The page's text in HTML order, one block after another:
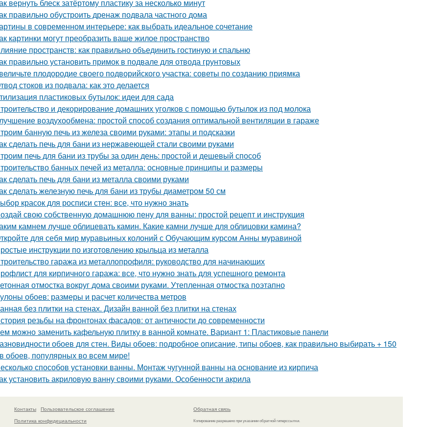
вернуть блеск затёртому пластику за несколько минут
правильно обустроить дренаж подвала частного дома
в современном интерьере: как выбрать идеальное сочетание
картинки могут преобразить ваше жилое пространство
пространств: как правильно объединить гостиную и спальню
правильно установить примок в подвале для отвода грунтовых
плодородие своего подворийского участка: советы по созданию приямка
стоков из подвала: как это делается
пластиковых бутылок: идеи для сада
и декорирование домашних уголков с помощью бутылок из под молока
воздухообмена: простой способ создания оптимальной вентиляции в гараже
банную печь из железа своими руками: этапы и подсказки
сделать печь для бани из нержавеющей стали своими руками
печь для бани из трубы за один день: простой и дешевый способ
банных печей из металла: основные принципы и размеры
сделать печь для бани из металла своими руками
сделать железную печь для бани из трубы диаметром 50 см
красок для росписи стен: все, что нужно знать
свою собственную домашнюю пену для ванны: простой рецепт и инструкция
камнем лучше облицевать камин. Какие камни лучше для облицовки камина?
для себя мир муравьиных колоний с Обучающим курсом Анны муравиной
инструкции по изготовлению крыльца из металла
гаража из металлопрофиля: руководство для начинающих
для кирпичного гаража: все, что нужно знать для успешного ремонта
отмостка вокруг дома своими руками. Утепленная отмостка поэтапно
обоев: размеры и расчет количества метров
без плитки на стенах. Дизайн ванной без плитки на стенах
резьбы на фронтонах фасадов: от античности до современности
можно заменить кафельную плитку в ванной комнате. Вариант 1: Пластиковые панели
обоев для стен. Виды обоев: подробное описание, типы обоев, как правильно выбирать + 150
обоев, популярных во всем мире!
способов установки ванны. Монтаж чугунной ванны на основание из кирпича
установить акриловую ванну своими руками. Особенности акрила
Контакты
Пользовательское соглашение
Политика конфидециальности
Обратная связь
Копирование разрешено при указании обратной гиперссылки.